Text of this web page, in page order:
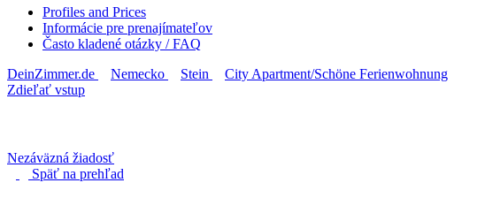
Profiles and Prices
Informácie pre prenajímateľov
Často kladené otázky / FAQ
DeinZimmer.de
Nemecko Stein
City Apartment/Schöne Ferienwohnung
Zdieľať vstup
Nezáväzná žiadosť
Späť na prehľad